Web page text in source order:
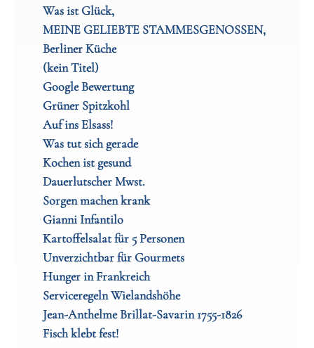
Was ist Glück,
MEINE GELIEBTE STAMMESGENOSSEN,
Berliner Küche
(kein Titel)
Google Bewertung
Grüner Spitzkohl
Auf ins Elsass!
Was tut sich gerade
Kochen ist gesund
Dauerlutscher Mwst.
Sorgen machen krank
Gianni Infantilo
Kartoffelsalat für 5 Personen
Unverzichtbar für Gourmets
Hunger in Frankreich
Serviceregeln Wielandshöhe
Jean-Anthelme Brillat-Savarin 1755-1826
Fisch klebt fest!